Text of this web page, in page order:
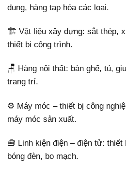
dụng, hàng tạp hóa các loại.
🏗️ Vật liệu xây dựng: sắt thép,
thiết bị công trình.
🪑 Hàng nội thất: bàn ghế, tủ,
trang trí.
⚙️ Máy móc – thiết bị công
máy móc sản xuất.
🧰 Linh kiện điện – điện tử: thiết
bóng đèn, bo mạch.